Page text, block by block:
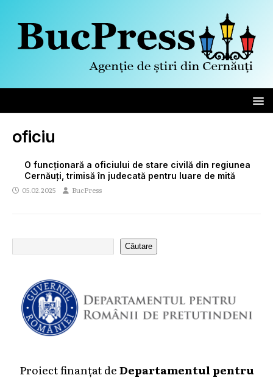
oficiu
O funcționară a oficiului de stare civilă din regiunea
Cernăuți, trimisă în judecată pentru luare de mită
05.02.2025 BucPress
Căutare
Proiect finanțat deDepartamentul pentru